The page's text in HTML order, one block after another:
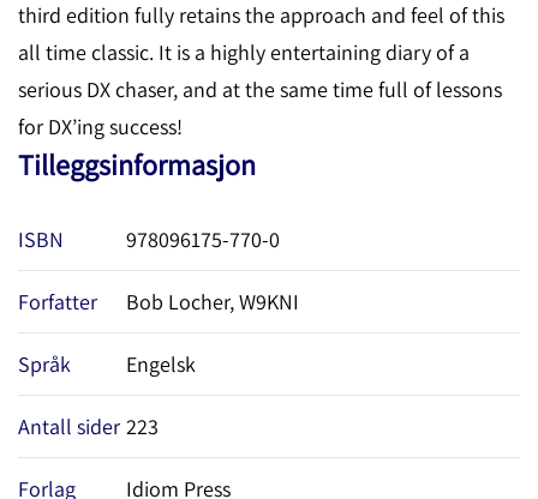
third edition fully retains the approach and feel of this
all time classic. It is a highly entertaining diary of a
serious DX chaser, and at the same time full of lessons
for DX’ing success!
Tilleggsinformasjon
ISBN 978096175-770-0
Forfatter Bob Locher, W9KNI
Språk Engelsk
Antall sider 223
Forlag Idiom Press